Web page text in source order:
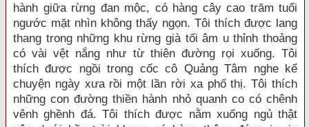
hành giữa rừng đan mộc, có hàng cây cao trăm tuổi
ngước mặt nhìn không thấy ngọn. Tôi thích được lang
thang trong những khu rừng già tối âm u thỉnh thoảng
có vài vệt nắng như từ thiên đường rọi xuống. Tôi
thích được ngồi trong cốc cô Quảng Tâm nghe kể
chuyện ngày xưa rồi một lần rời xa phố thị. Tôi thích
những con đường thiền hành nhỏ quanh co có chênh
vênh ghềnh đá. Tôi thích được nằm xuống ngủ thật